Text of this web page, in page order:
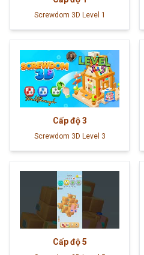
Screwdom 3D Level 1
Cấp độ 3
Screwdom 3D Level 3
Cấp độ 5